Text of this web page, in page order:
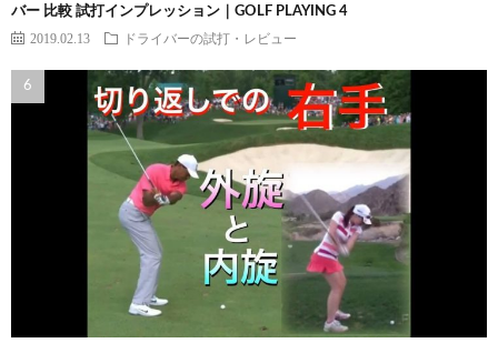
バー 比較 試打インプレッション｜GOLF PLAYING 4
2019.02.13 ドライバーの試打・レビュー